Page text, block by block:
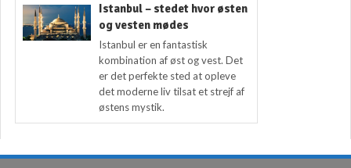
Istanbul – stedet hvor østen
og vesten mødes
Istanbul er en fantastisk
kombination af øst og vest. Det
er det perfekte sted at opleve
det moderne liv tilsat et strejf af
østens mystik.